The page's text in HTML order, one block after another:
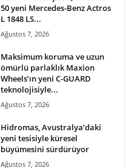
50 yeni Mercedes-Benz Actros
L 1848 LS...
Ağustos 7, 2026
Maksimum koruma ve uzun
ömürlü parlaklık Maxion
Wheels’ın yeni C-GUARD
teknolojisiyle...
Ağustos 7, 2026
Hidromas, Avustralya’daki
yeni tesisiyle küresel
büyümesini sürdürüyor
Ağustos 7, 2026